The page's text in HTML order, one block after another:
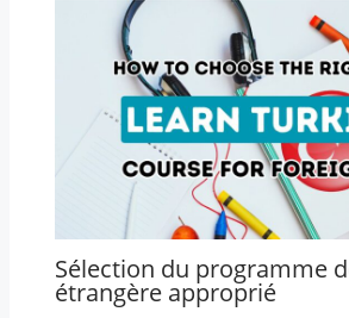
Sélection du programme
étrangère approprié